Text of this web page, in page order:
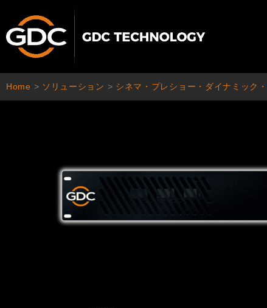
を
ッ
プ
Home > ソリューション > シネマ・プレショー・ダイナミック